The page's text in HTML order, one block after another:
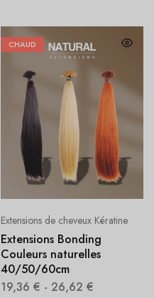
CHAUD
Extensions de cheveux Kératine
Extensions Bonding
Couleurs naturelles
40/50/60cm
19,36 € - 26,62 €